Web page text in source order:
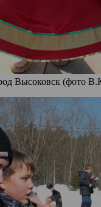
Высоковск (фото